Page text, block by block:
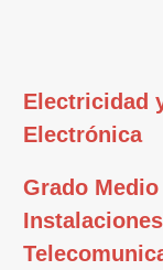
Electricidad
Electrónica
Grado Medio